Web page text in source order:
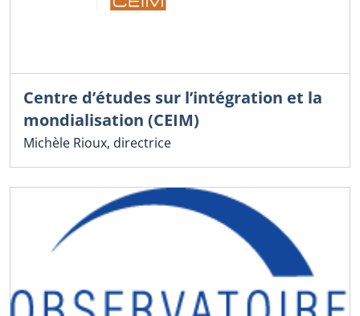
Centre d’études sur l’intégration et la
mondialisation (CEIM)
Michèle Rioux, directrice